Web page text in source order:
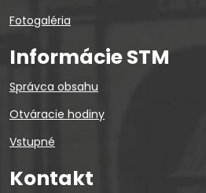
Fotogaléria
Informácie STM
Správca obsahu
Otváracie hodiny
Vstupné
Kontakt